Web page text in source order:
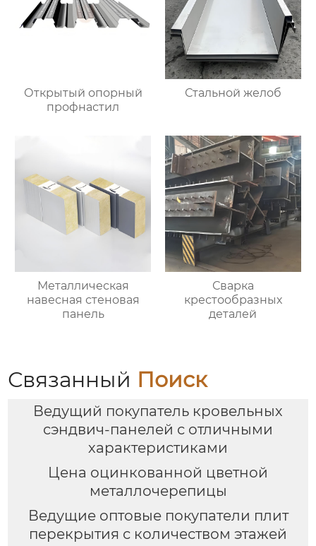
Открытый опорный
профнастил
Стальной желоб
Металлическая
навесная стеновая
панель
Сварка
крестообразных
деталей
Связанный Поиск
Ведущий покупатель кровельных
сэндвич-панелей с отличными
характеристиками
Цена оцинкованной цветной
металлочерепицы
Ведущие оптовые покупатели плит
перекрытия с количеством этажей